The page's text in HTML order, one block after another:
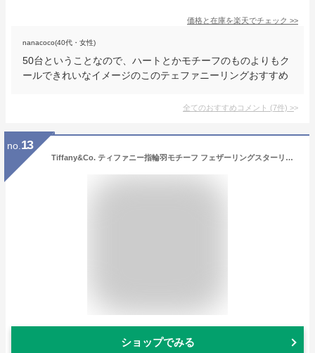
価格と在庫を楽天でチェック >>
nanacoco(40代・女性)
50台ということなので、ハートとかモチーフのものよりもク
ールできれいなイメージのこのテェファニーリングおすすめ
全てのおすすめコメント (7件) >
no. 13
Tiffany&Co. ティファニー指輪羽モチーフ フェザーリングスターリングシルバー925メンズ レディース エルサペレッティ約7号8号9号10号11号13号15号16号17号18号19号20号21号#4-10
ショップでみる